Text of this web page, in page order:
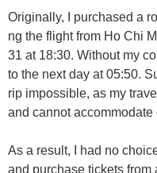
Originally, I purchased a
ng the flight from Ho Chi
31 at 18:30. Without my
to the next day at 05:50.
rip impossible, as my
and cannot
As a result, I had no
and purchase tickets